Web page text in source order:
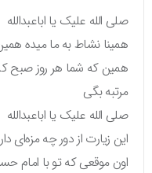
صلی الله علیک یا اباعبدالله
همینا نشاط به ما میده
همین که شما هر روز صبح
مرتبه بگی
صلی الله علیک یا اباعبدالله
این زیارت از دور چه مزه‌ای
اون موقعی که تو با امام